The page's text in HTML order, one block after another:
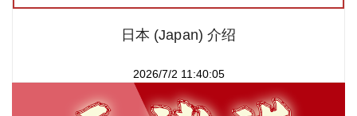
日本 (Japan) 介绍
2026/7/2 11:40:05